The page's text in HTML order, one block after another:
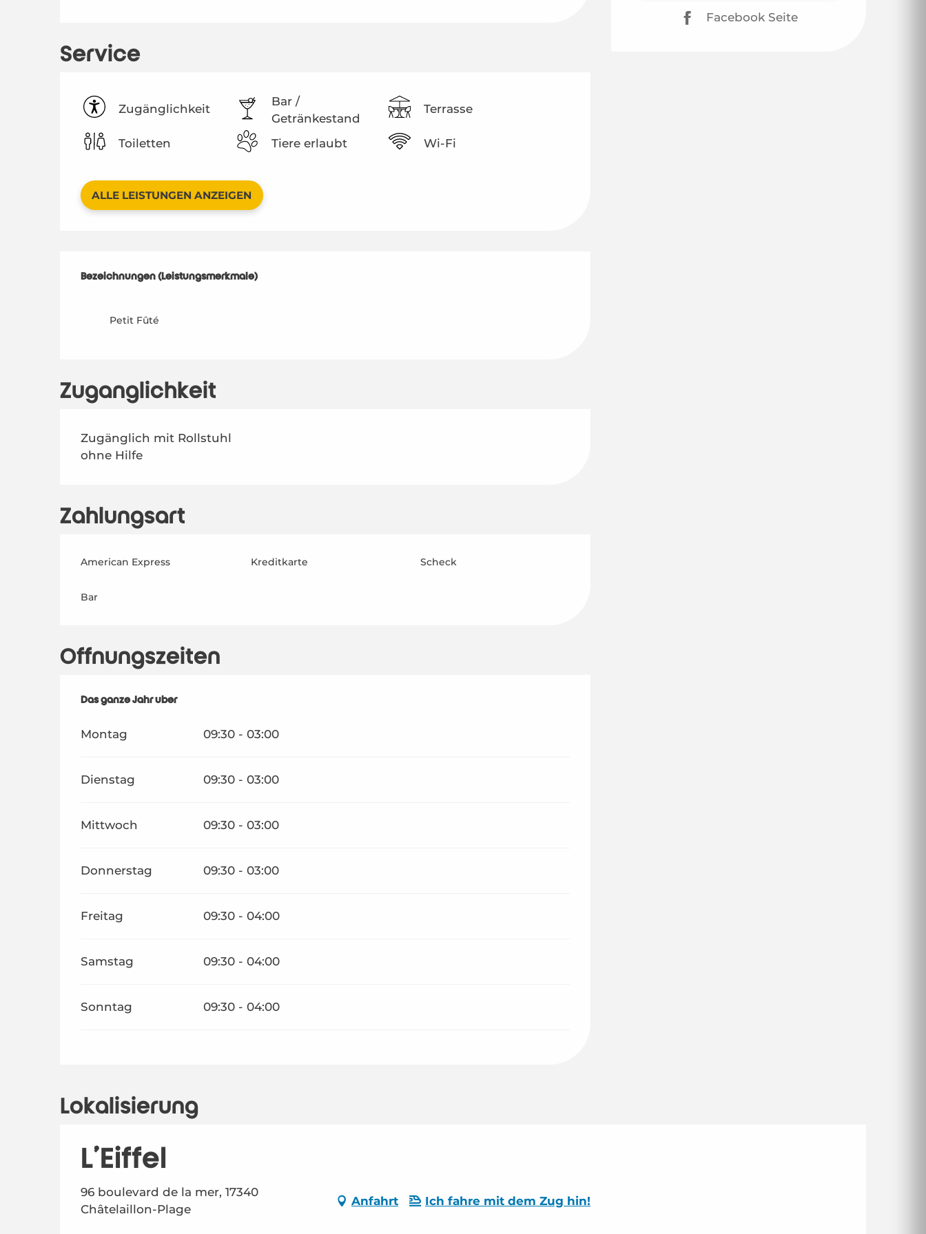
Facebook Seite
Service
Zugänglichkeit
Bar /
Getränkestand
Terrasse
Toiletten Tiere erlaubt Wi-Fi
ALLE LEISTUNGEN ANZEIGEN
Leistungensmöglichkeiten
Bezeichnungen (Leistungsmerkmale)
Bezeichnungen (Leistungsmerkmale)
Petit Fûté
Zugänglichkeit
Zugänglich mit Rollstuhl
ohne Hilfe
Zahlungsart
American Express Kreditkarte Scheck
Bar
Öffnungszeiten
Das ganze Jahr über
Das ganze Jahr über
Montag 09:30 - 03:00
Dienstag 09:30 - 03:00
Mittwoch 09:30 - 03:00
Donnerstag 09:30 - 03:00
Freitag 09:30 - 04:00
Samstag 09:30 - 04:00
Sonntag 09:30 - 04:00
Lokalisierung
L'Eiffel
96 boulevard de la mer, 17340
Châtelaillon-Plage
Anfahrt Ich fahre mit dem Zug hin!